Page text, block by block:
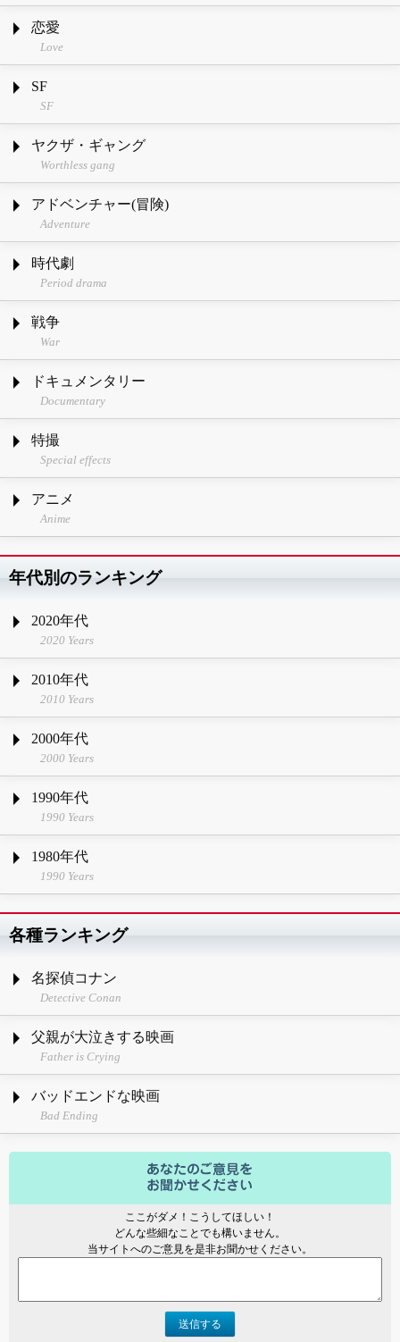
恋愛
Love
SF
SF
ヤクザ・ギャング
Worthless gang
アドベンチャー(冒険)
Adventure
時代劇
Period drama
戦争
War
ドキュメンタリー
Documentary
特撮
Special effects
アニメ
Anime
年代別のランキング
2020年代
2020 Years
2010年代
2010 Years
2000年代
2000 Years
1990年代
1990 Years
1980年代
1990 Years
各種ランキング
名探偵コナン
Detective Conan
父親が大泣きする映画
Father is Crying
バッドエンドな映画
Bad Ending
ここがダメ！こうしてほしい！
どんな些細なことでも構いません。
当サイトへのご意見を是非お聞かせください。
送信する